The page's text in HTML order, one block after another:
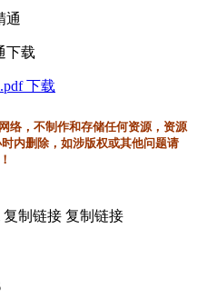
下载
下载
络，不制作和存储任何资源，资源
内删除，如涉版权或其他问题请
复制链接 复制链接